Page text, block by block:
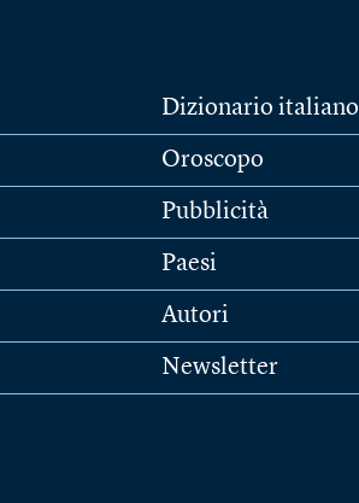
Dizionario italiano
Oroscopo
Pubblicità
Paesi
Autori
Newsletter